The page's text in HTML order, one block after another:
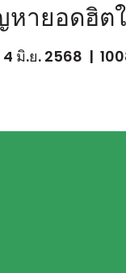
หายอดฮิต
มิ.ย. 2568 |